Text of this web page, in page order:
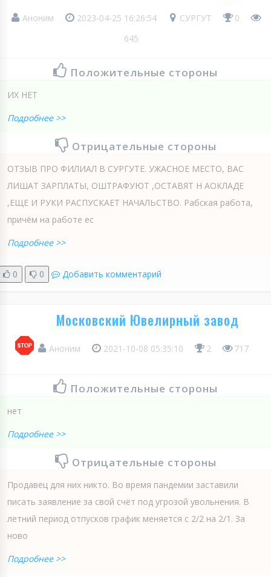
Аноним 2023-04-25 16:26:54 СУРГУТ
0
645
Положительные стороны
ИХ НЕТ
Подробнее >>
Отрицательные стороны
ОТЗЫВ ПРО ФИЛИАЛ В СУРГУТЕ. УЖАСНОЕ МЕСТО, ВАС
ЛИШАТ ЗАРПЛАТЫ, ОШТРАФУЮТ ,ОСТАВЯТ Н АОКЛАДЕ
,ЕЩЕ И РУКИ РАСПУСКАЕТ НАЧАЛЬСТВО. Рабская работа,
причём на работе ес
Подробнее >>
0 0 Добавить комментарий
Московский Ювелирный завод
Аноним 2021-10-08 05:35:10 2 717
Положительные стороны
нет
Подробнее >>
Отрицательные стороны
Продавец для них никто. Во время пандемии заставили
писать заявление за свой счёт под угрозой увольнения. В
летний период отпусков график меняется с 2/2 на 2/1. За
ново
Подробнее >>